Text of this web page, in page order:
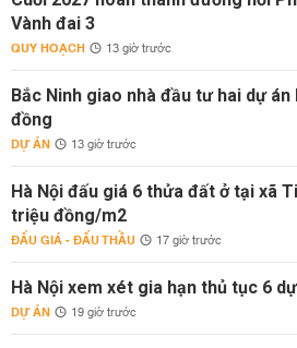
Vành đai 3
QUY HOẠCH 13 giờ trước
Bắc Ninh giao nhà đầu tư hai dự án
đồng
DỰ ÁN 13 giờ trước
Hà Nội đấu giá 6 thửa đất ở tại xã
triệu đồng/m2
ĐẤU GIÁ - ĐẤU THẦU 17 giờ trước
Hà Nội xem xét gia hạn thủ tục 6
DỰ ÁN 19 giờ trước